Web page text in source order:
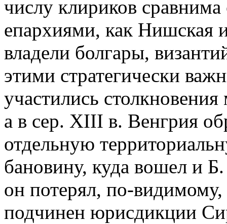
числу клириков
епархиями, как Нишская
владели болгары,
этими стратегически
участились
а в сер. XIII в. Венгрия
отдельную
бановину, куда вошел и
он потерял, по-
подчинен юрисдикции